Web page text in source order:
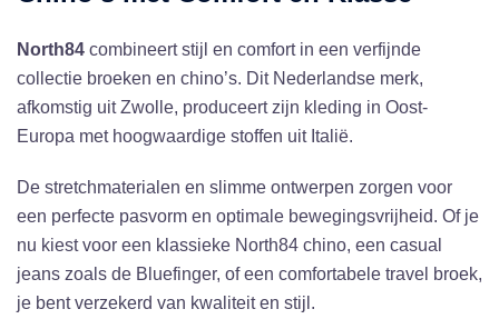
North84 combineert stijl en comfort in een verfijnde
collectie broeken en chino’s. Dit Nederlandse merk,
afkomstig uit Zwolle, produceert zijn kleding in Oost-
Europa met hoogwaardige stoffen uit Italië.
De stretchmaterialen en slimme ontwerpen zorgen voor
een perfecte pasvorm en optimale bewegingsvrijheid. Of je
nu kiest voor een klassieke North84 chino, een casual
jeans zoals de Bluefinger, of een comfortabele travel broek,
je bent verzekerd van kwaliteit en stijl.